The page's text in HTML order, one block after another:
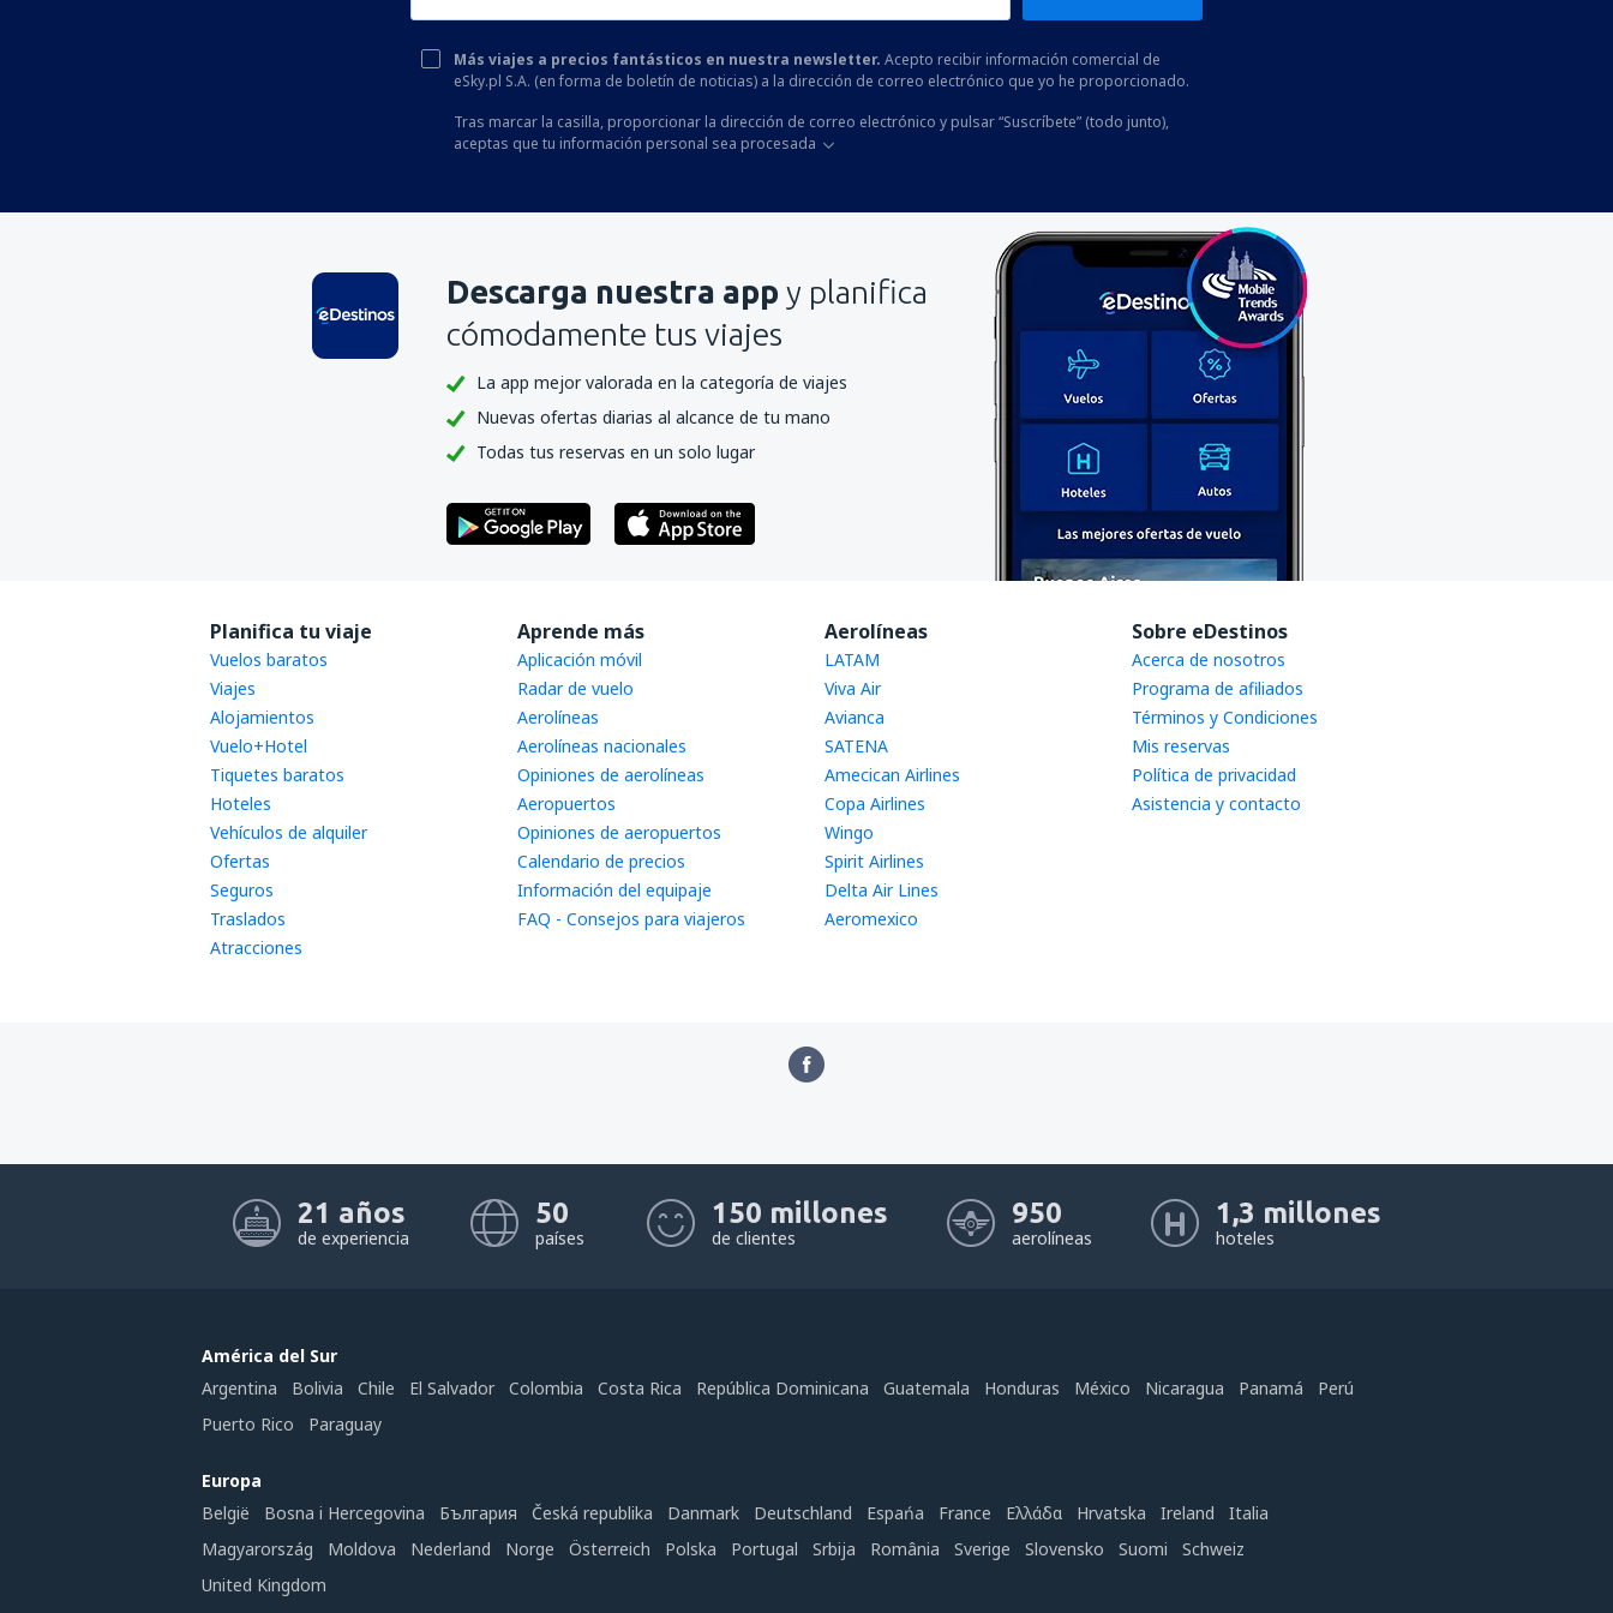
Más viajes a precios fantásticos en nuestra newsletter. Acepto recibir información comercial de
eSky.pl S.A. (en forma de boletín de noticias) a la dirección de correo electrónico que yo he proporcionado.
Tras marcar la casilla, proporcionar la dirección de correo electrónico y pulsar “Suscríbete” (todo junto),
aceptas que tu información personal sea procesada
Descarga nuestra app y planifica
cómodamente tus viajes
La app mejor valorada en la categoría de viajes
Nuevas ofertas diarias al alcance de tu mano
Todas tus reservas en un solo lugar
Planifica tu viaje
Vuelos baratos
Viajes
Alojamientos
Vuelo+Hotel
Tiquetes baratos
Hoteles
Vehículos de alquiler
Ofertas
Seguros
Traslados
Atracciones
Aprende más
Aplicación móvil
Radar de vuelo
Aerolíneas
Aerolíneas nacionales
Opiniones de aerolíneas
Aeropuertos
Opiniones de aeropuertos
Calendario de precios
Información del equipaje
FAQ - Consejos para viajeros
Aerolíneas
LATAM
Viva Air
Avianca
SATENA
Amecican Airlines
Copa Airlines
Wingo
Spirit Airlines
Delta Air Lines
Aeromexico
Sobre eDestinos
Acerca de nosotros
Programa de afiliados
Términos y Condiciones
Mis reservas
Política de privacidad
Asistencia y contacto
21 años
de experiencia
50
países
150 millones
de clientes
950
aerolíneas
1,3 millones
hoteles
América del Sur
Argentina
Bolivia Chile El Salvador Colombia Costa Rica República Dominicana Guatemala Honduras México Nicaragua Panamá
Perú
Puerto Rico
Paraguay
Europa
België
Bosna i Hercegovina България Česká republika Danmark Deutschland Espańa France Ελλάδα Hrvatska Ireland
Italia
Magyarország
Moldova Nederland Norge Österreich Polska Portugal Srbija România Sverige Slovensko Suomi
Schweiz
United Kingdom